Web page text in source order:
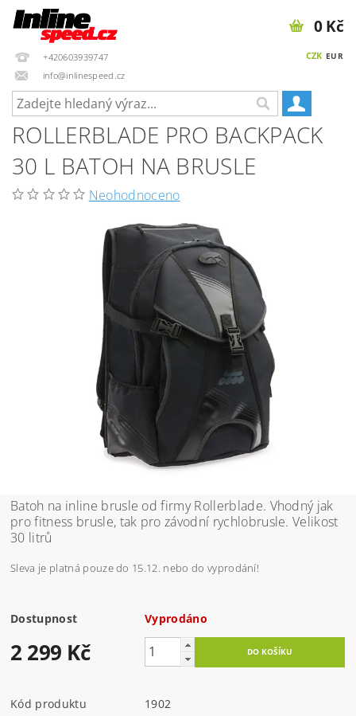
+420603939747
info@inlinespeed.cz
CZK EUR
0 Kč
ROLLERBLADE PRO BACKPACK
30 L BATOH NA BRUSLE
Neohodnoceno
Batoh na inline brusle od firmy Rollerblade. Vhodný jak
pro fitness brusle, tak pro závodní rychlobrusle. Velikost
30 litrů
Sleva je platná pouze do 15.12. nebo do vyprodání!
Dostupnost Vyprodáno
2 299 Kč
Kód produktu
1902